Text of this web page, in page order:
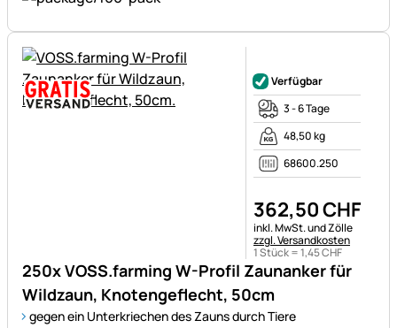
250x VOSS.farming W-Profil Zaunanker für
Wildzaun, Knotengeflecht, 50cm
gegen ein Unterkriechen des Zauns durch Tiere
Verfügbar
3 - 6 Tage
48,50 kg
68600.250
362,50CHF
Steuerhinweis:
inkl. MwSt. und Zölle
zzgl. Versandkosten
1 Stück =1,45CHF